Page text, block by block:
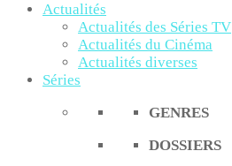
Actualités
Actualités des Séries TV
Actualités du Cinéma
Actualités diverses
Séries
GENRES
DOSSIERS